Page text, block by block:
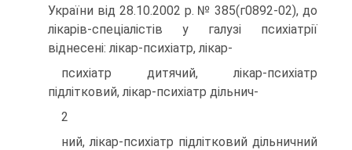
України від 28.10.2002 р. № 385(г0892-02), до
лікарів-спеціалістів у галузі психіатрії
віднесені: лікар-психіатр, лікар-
психіатр дитячий, лікар-психіатр
підлітковий, лікар-психіатр дільнич-
2
ний, лікар-психіатр підлітковий дільничний